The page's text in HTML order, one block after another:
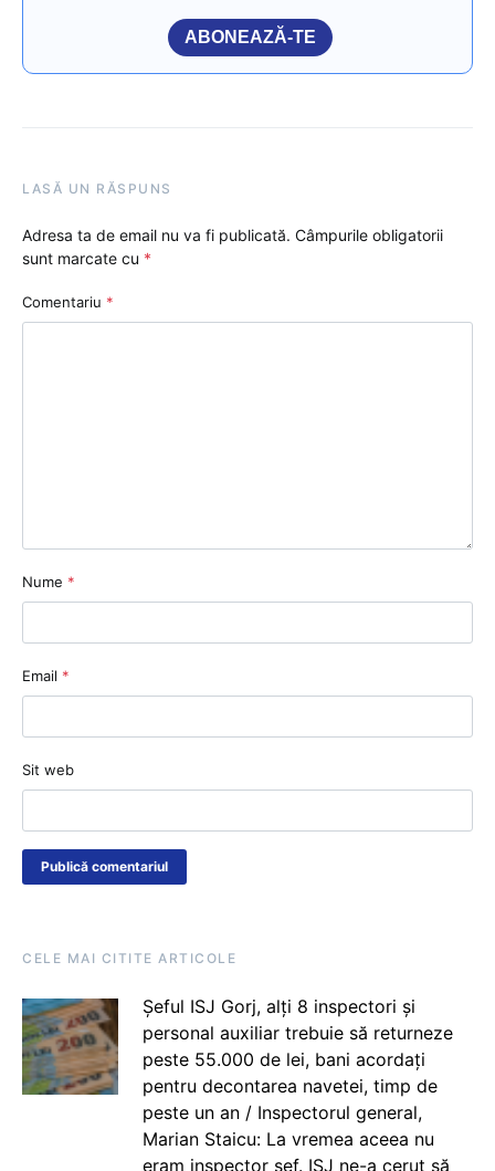
ABONEAZĂ-TE
LASĂ UN RĂSPUNS
Adresa ta de email nu va fi publicată. Câmpurile obligatorii
sunt marcate cu *
Comentariu *
Nume *
Email *
Sit web
CELE MAI CITITE ARTICOLE
Șeful ISJ Gorj, alți 8 inspectori și
personal auxiliar trebuie să returneze
peste 55.000 de lei, bani acordați
pentru decontarea navetei, timp de
peste un an / Inspectorul general,
Marian Staicu: La vremea aceea nu
eram inspector șef. ISJ ne-a cerut să